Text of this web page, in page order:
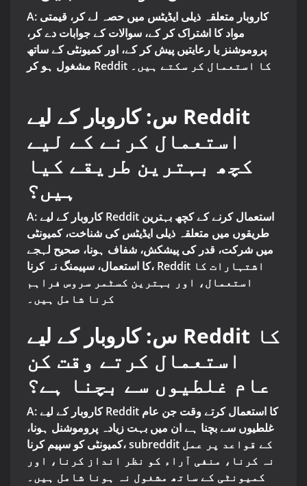
A: کاروبار متعلقہ ذیلی ایڈیٹس میں حصہ لے کر، قیمتی
مواد کا اشتراک کر کے، سوالات کے جوابات دے کر،
پروموشنز یا رعایتیں پیش کر کے، اور کمیونٹی کے ساتھ
مشغول ہو کر Reddit کا استعمال کر سکتے ہیں۔
س: کاروبار کے لیے Reddit
استعمال کرنے کے لیے
کچھ بہترین طریقے کیا
ہیں؟
A: کاروبار کے لیے Reddit استعمال کرنے کے کچھ بہترین
طریقوں میں متعلقہ ذیلی ایڈیٹس کی شناخت، کمیونٹی
میں شرکت، قدر کی پیشکش، شفاف ہونا، صحیح لہجے
کا استعمال، سپیمنگ نہ کرنا، Reddit اشتہارات کا
استعمال، اور بہترین کسٹمر سروس فراہم
کرنا شامل ہیں۔
س: کاروبار کے لیے Reddit کا
استعمال کرتے وقت کن
عام غلطیوں سے بچنا ہے؟
A: کاروبار کے لیے Reddit کا استعمال کرتے وقت جن عام
غلطیوں سے بچنا ہے ان میں بہت زیادہ پروموشنل ہونا،
کمیونٹی کو سپیم کرنا، subreddit کے قواعد پر عمل
نہ کرنا، منفی آراء کو نظر انداز کرنا، اور
کمیونٹی کے ساتھ مشغول نہ ہونا شامل ہیں۔